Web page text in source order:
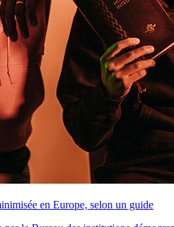
en Europe, selon un guide